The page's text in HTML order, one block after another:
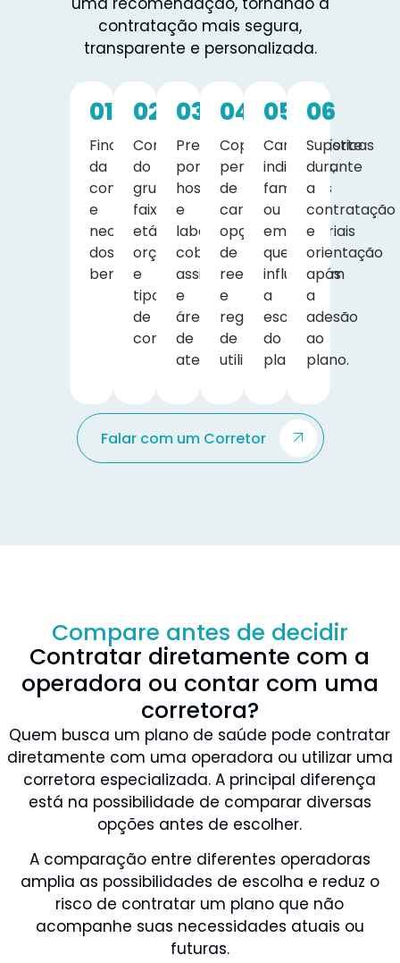
contratação mais segura,
transparente e personalizada.
01
Finalidade
da
contratação
e
necessidades
dos
beneficiários.
02
Composição
do
grupo,
faixa
etária,
orçamento
e
tipo
de
contratação.
03
Preferência
por
hospitais
e
laboratórios,
cobertura
assistencial
e
área
de
atendimento.
04
Coparticipação,
períodos
de
carência,
opções
de
reembolso
e
regras
de
utilização.
05
Características
individuais,
familiares
ou
empresariais
que
influenciam
a
escolha
do
plano.
06
Suporte
durante
a
contratação
e
orientação
após
a
adesão
ao
plano.
Falar com um Corretor
Compare antes de decidir
Contratar diretamente com a
operadora ou contar com uma
corretora?
Quem busca um plano de saúde pode contratar
diretamente com uma operadora ou utilizar uma
corretora especializada. A principal diferença
está na possibilidade de comparar diversas
opções antes de escolher.
A comparação entre diferentes operadoras
amplia as possibilidades de escolha e reduz o
risco de contratar um plano que não
acompanhe suas necessidades atuais ou
futuras.